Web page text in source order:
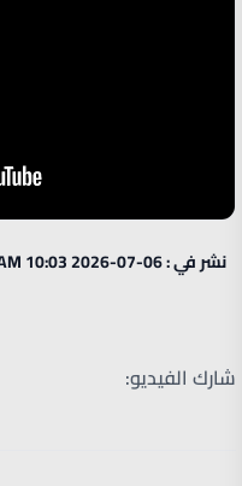
نشر في : 06-07-2026 10:03 AM
شارك الفيديو: